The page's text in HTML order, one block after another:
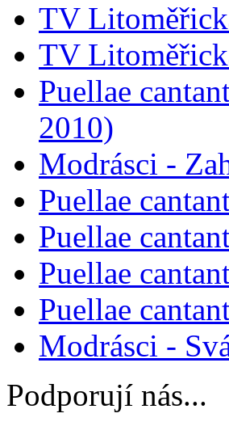
TV
TV
Puellae
2010)
Modrásci -
Puellae
Puellae
Puellae
Puellae
Modrásci -
Podporují nás...